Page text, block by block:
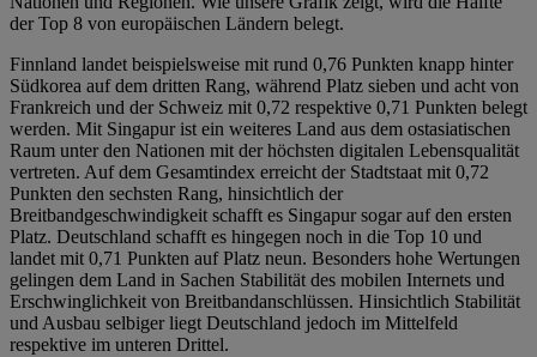
der Top 8 von europäischen Ländern belegt.
Finnland landet beispielsweise mit rund 0,76 Punkten knapp hinter
Südkorea auf dem dritten Rang, während Platz sieben und acht von
Frankreich und der Schweiz mit 0,72 respektive 0,71 Punkten belegt
werden. Mit Singapur ist ein weiteres Land aus dem ostasiatischen
Raum unter den Nationen mit der höchsten digitalen Lebensqualität
vertreten. Auf dem Gesamtindex erreicht der Stadtstaat mit 0,72
Punkten den sechsten Rang, hinsichtlich der
Breitbandgeschwindigkeit schafft es Singapur sogar auf den ersten
Platz. Deutschland schafft es hingegen noch in die Top 10 und
landet mit 0,71 Punkten auf Platz neun. Besonders hohe Wertungen
gelingen dem Land in Sachen Stabilität des mobilen Internets und
Erschwinglichkeit von Breitbandanschlüssen. Hinsichtlich Stabilität
und Ausbau selbiger liegt Deutschland jedoch im Mittelfeld
respektive im unteren Drittel.